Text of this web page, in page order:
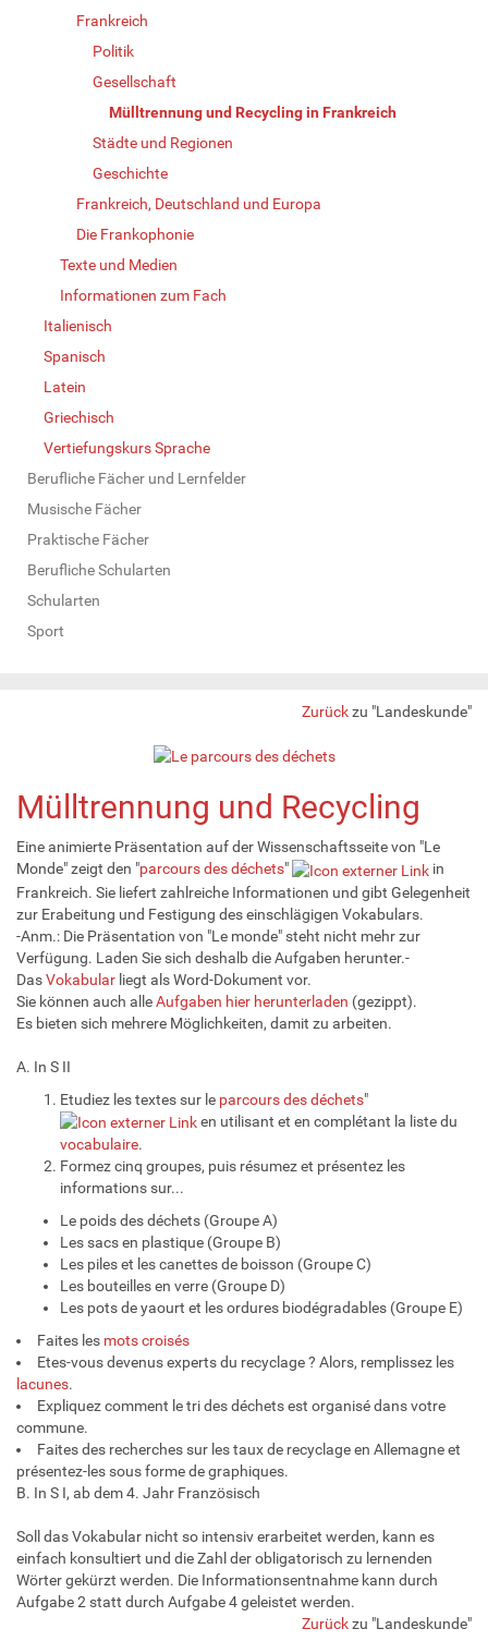
Frankreich
Politik
Gesellschaft
Mülltrennung und Recycling in Frankreich
Städte und Regionen
Geschichte
Frankreich, Deutschland und Europa
Die Frankophonie
Texte und Medien
Informationen zum Fach
Italienisch
Spanisch
Latein
Griechisch
Vertiefungskurs Sprache
Berufliche Fächer und Lernfelder
Musische Fächer
Praktische Fächer
Berufliche Schularten
Schularten
Sport
Zurückzu "Landeskunde"
Mülltrennung und Recycling
Eine animierte Präsentation auf der Wissenschaftsseite von "Le
Monde" zeigt den "parcours des déchets"
in
Frankreich. Sie liefert zahlreiche Informationen und gibt Gelegenheit
zur Erabeitung und Festigung des einschlägigen Vokabulars.
-Anm.: Die Präsentation von "Le monde" steht nicht mehr zur
Verfügung. Laden Sie sich deshalb die Aufgaben herunter.-
DasVokabular liegt als Word-Dokument vor.
Sie können auch alleAufgaben hier herunterladen (gezippt).
Es bieten sich mehrere Möglichkeiten, damit zu arbeiten.
A. In S II
Etudiez les textes sur le parcours des déchets"
en utilisant et en complétant la liste du
vocabulaire.
Formez cinq groupes, puis résumez et présentez les
informations sur...
Le poids des déchets (Groupe A)
Les sacs en plastique (Groupe B)
Les piles et les canettes de boisson (Groupe C)
Les bouteilles en verre (Groupe D)
Les pots de yaourt et les ordures biodégradables (Groupe E)
Faites les mots croisés
Etes-vous devenus experts du recyclage ? Alors, remplissez les
lacunes.
Expliquez comment le tri des déchets est organisé dans votre
commune.
Faites des recherches sur les taux de recyclage en Allemagne et
présentez-les sous forme de graphiques.
B. In S I, ab dem 4. Jahr Französisch
Soll das Vokabular nicht so intensiv erarbeitet werden, kann es
einfach konsultiert und die Zahl der obligatorisch zu lernenden
Wörter gekürzt werden. Die Informationsentnahme kann durch
Aufgabe 2 statt durch Aufgabe 4 geleistet werden.
Zurückzu "Landeskunde"